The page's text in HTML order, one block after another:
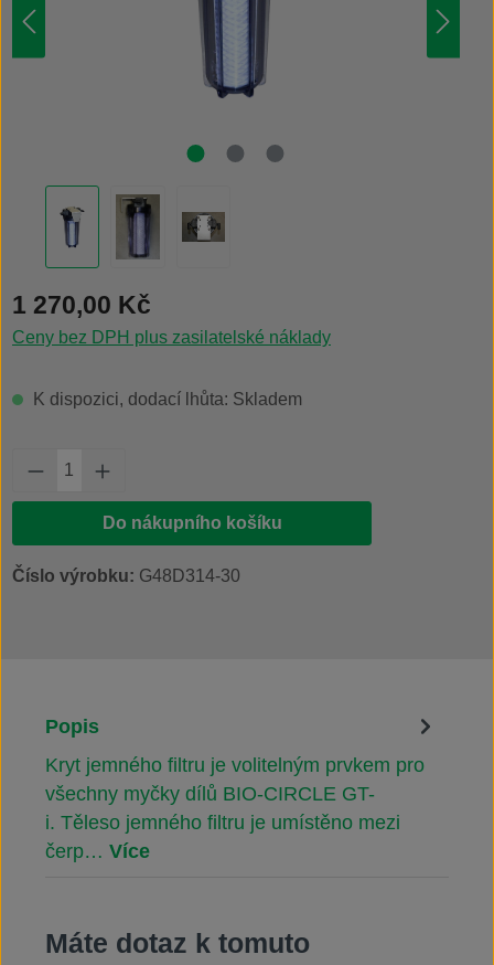
Běžná cena:
1 270,00 Kč
Ceny bez DPH plus zasilatelské náklady
K dispozici, dodací lhůta: Skladem
Množství produktu: Zadejte požadované
Do nákupního košíku
Číslo výrobku: G48D314-30
Popis
Kryt jemného filtru je volitelným prvkem pro
všechny myčky dílů BIO-CIRCLE GT-
i. Těleso jemného filtru je umístěno mezi
čerp… Více
Máte dotaz k tomuto